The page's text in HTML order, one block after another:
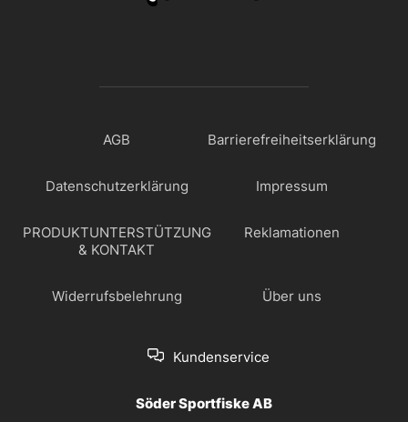
AGB Barrierefreiheitserklärung
Datenschutzerklärung Impressum
PRODUKTUNTERSTÜTZUNG
& KONTAKT
Reklamationen
Widerrufsbelehrung Über uns
Kundenservice
Söder Sportfiske AB